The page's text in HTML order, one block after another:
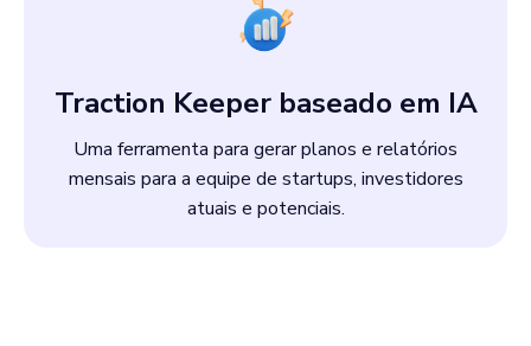
Traction Keeper baseado em IA
Uma ferramenta para gerar planos e relatórios
mensais para a equipe de startups, investidores
atuais e potenciais.